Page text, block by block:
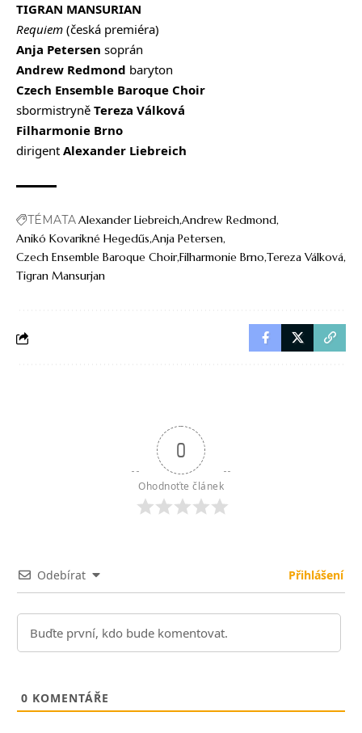
TIGRAN MANSURIAN
Requiem (česká premiéra)
Anja Petersen soprán
Andrew Redmond baryton
Czech Ensemble Baroque Choir
sbormistryně Tereza Válková
Filharmonie Brno
dirigent Alexander Liebreich
TÉMATAAlexander LiebreichAndrew Redmond
Anikó Kovarikné Hegedűs Anja Petersen
Czech Ensemble Baroque ChoirFilharmonie Brno Tereza Válková
Tigran Mansurjan
0
Ohodnoťte článek
Odebírat Přihlášení
0 KOMENTÁŘE